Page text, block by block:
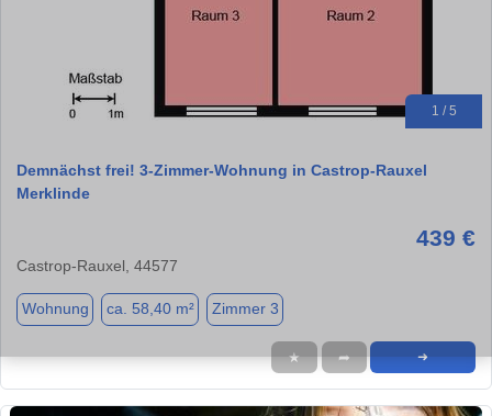
1 / 5
Demnächst frei! 3-Zimmer-Wohnung in Castrop-Rauxel
Merklinde
439 €
Castrop-Rauxel, 44577
Wohnung ca. 58,40 m² Zimmer 3
★ ➦ ➜